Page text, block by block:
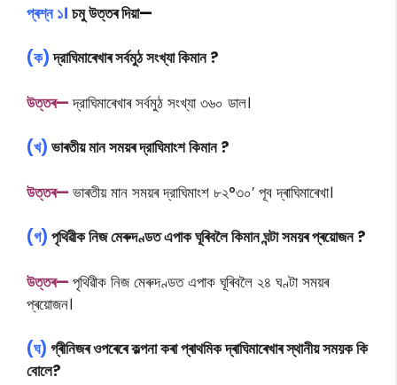
প্ৰশ্ন ১। চমু উত্তৰ দিয়া—
(ক)দ্রাঘিমাৰেখাৰ সৰ্বমুঠ সংখ্যা কিমান ?
উত্তৰ—দ্রাঘিমাৰেখাৰ সৰ্বমুঠ সংখ্যা ৩৬০ ডাল।
(খ) ভাৰতীয় মান সময়ৰ দ্রাঘিমাংশ কিমান ?
উত্তৰ— ভাৰতীয় মান সময়ৰ দ্রাঘিমাংশ ৮২°৩০′ পূব দ্ৰাঘিমাৰেখা।
(গ) পৃথিৱীক নিজ মেৰুদণ্ডত এপাক ঘূৰিবলৈ কিমান ঘন্টা সময়ৰ প্ৰয়োজন ?
উত্তৰ— পৃথিৱীক নিজ মেৰুদণ্ডত এপাক ঘূৰিবলৈ ২৪ ঘণ্টা সময়ৰ
প্ৰয়োজন।
(ঘ) গ্ৰীনিজৰ ওপৰেৰে কল্পনা কৰা প্ৰাথমিক দ্ৰাঘিমাৰেখাৰ স্থানীয় সময়ক কি
বোলে?